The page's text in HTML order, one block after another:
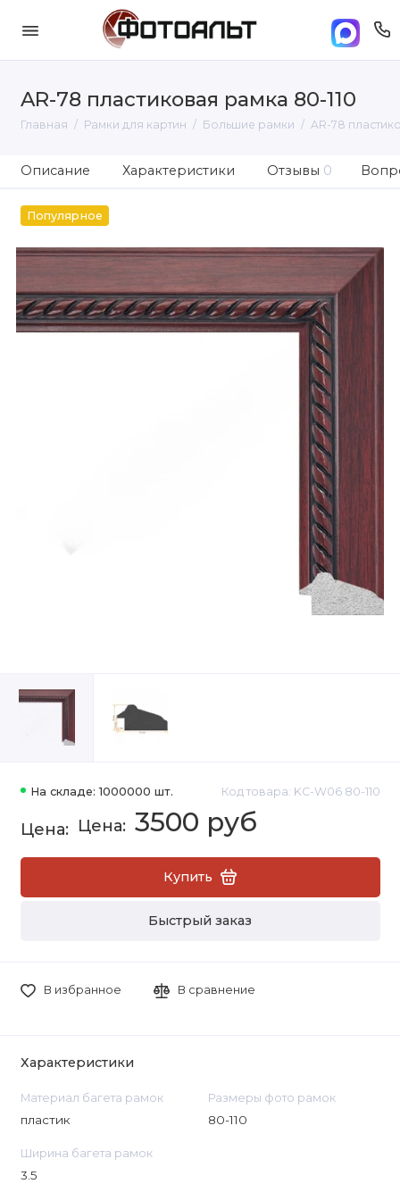
AR-78 пластиковая рамка 80-110
Главная Рамки для картин Большие рамки AR-78
Описание Характеристики Отзывы 0
Популярное
На складе: 1000000 шт. Код товара: KC-W06 80-110
3500 руб
Купить
Быстрый заказ
В избранное В сравнение
Характеристики
Материал багета рамок
пластик
Размеры фото рамок
80-110
Ширина багета рамок
3.5